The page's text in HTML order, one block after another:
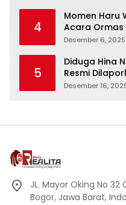
4
Momen Haru
Acara Ormas
Peci Hitam
Desember 6, 2025
5
Diduga Hina
Resmi
Desember 16,
JL. Mayor Oking No
Bogor, Jawa Barat,